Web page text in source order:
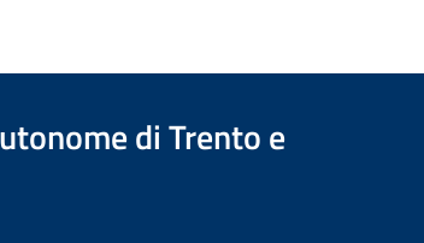
di Trento e